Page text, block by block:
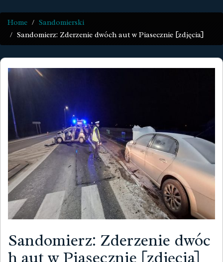
Home
Sandomierski
Sandomierz: Zderzenie dwóch aut w Piasecznie [zdjęcia]
Sandomierz: Zderzenie dwóc
h aut w Piasecznie [zdjęcia]